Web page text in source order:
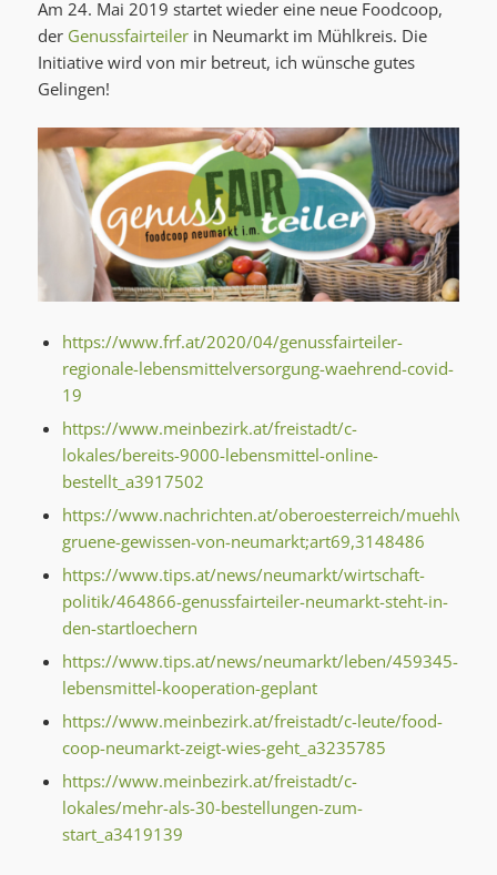
Am 24. Mai 2019 startet wieder eine neue Foodcoop,
der Genussfairteilerin Neumarkt im Mühlkreis. Die
Initiative wird von mir betreut, ich wünsche gutes
Gelingen!
https://www.frf.at/2020/04/genussfairteiler-
regionale-lebensmittelversorgung-waehrend-covid-
19
https://www.meinbezirk.at/freistadt/c-
lokales/bereits-9000-lebensmittel-online-
bestellt_a3917502
https://www.nachrichten.at/oberoesterreich/
gruene-gewissen-von-neumarkt;art69,3148486
https://www.tips.at/news/neumarkt/wirtschaft-
politik/464866-genussfairteiler-neumarkt-steht-in-
den-startloechern
https://www.tips.at/news/neumarkt/leben/459345-
lebensmittel-kooperation-geplant
https://www.meinbezirk.at/freistadt/c-leute/food-
coop-neumarkt-zeigt-wies-geht_a3235785
https://www.meinbezirk.at/freistadt/c-
lokales/mehr-als-30-bestellungen-zum-
start_a3419139